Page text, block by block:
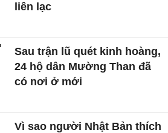
liên lạc
Sau trận lũ quét kinh hoàng,
24 hộ dân Mường Than đã
có nơi ở mới
Vì sao người Nhật Bản thích